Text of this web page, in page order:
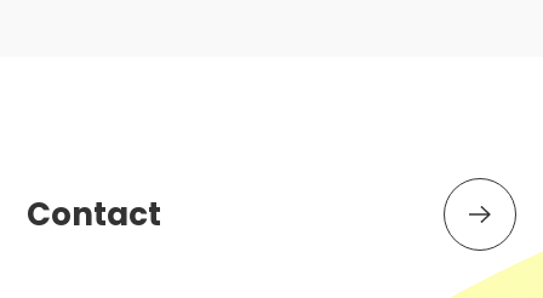
Contact